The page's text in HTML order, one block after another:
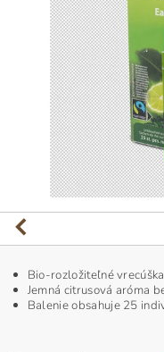
Bio-rozložiteľné
Jemná citrusová aróma
Balenie obsahuje 25